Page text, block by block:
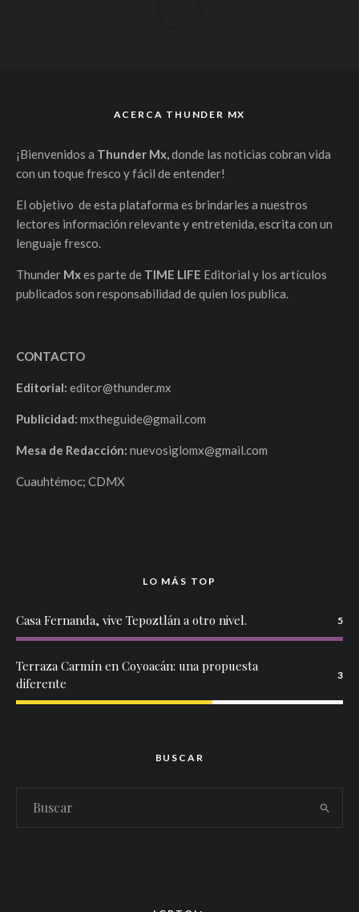
ACERCA THUNDER MX
¡Bienvenidos a Thunder Mx,donde las noticias cobran vida
con un toque fresco y fácil de entender!
El objetivo de esta plataforma es brindarles a nuestros
lectores información relevante y entretenida, escrita con un
lenguaje fresco.
Thunder Mxes parte de TIME LIFE Editorial y los artículos
publicados son responsabilidad de quien los publica.
CONTACTO
Editorial: editor@thunder.mx
Publicidad: mxtheguide@gmail.com
Mesa de Redacción: nuevosiglomx@gmail.com
Cuauhtémoc; CDMX
LO MÁS TOP
Casa Fernanda, vive Tepoztlán a otro nivel. 5
Terraza Carmín en Coyoacán: una propuesta
diferente
3
BUSCAR